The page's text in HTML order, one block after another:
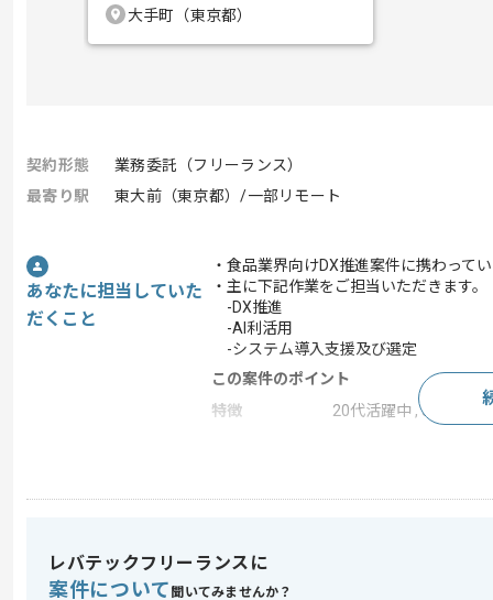
大手町（東京都）
契約形態
業務委託（フリーランス）
最寄り駅
東大前（東京都）/一部リモート
あなたに担当していた
だくこと
・食品業界向けDX推進案件に携わって
・主に下記作業をご担当いただきます。
-DX推進
-AI利活用
-システム導入支援及び選定
この案件のポイント
特徴
20代活躍中 , 30代活躍
求めるスキル
スキルに不安がある方へ
上記に似た経験やスキルをお持ちであれば申
レバテックフリーランスに
案件について 聞いてみませんか？